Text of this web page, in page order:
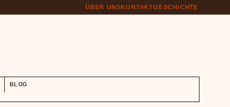
ÜBER UNSKONTAKTGESCHICHTE
BLOG